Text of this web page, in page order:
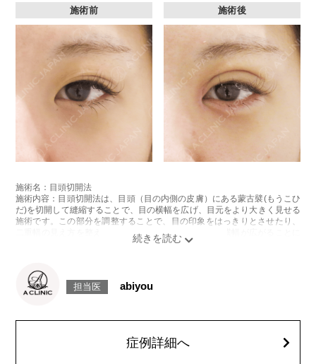
施術前 施術後
施術名：目頭切開法
施術内容：目頭切開法は、目頭（目の内側の皮膚）にある蒙古襞(もうこひ
だ)を切開して縫縮することで、目の横幅を広げ、目元をより大きく見せる
施術です。この部分を調整することで、目の印象をはっきりとさせたり、
二重幅の見え方を整えることができます。また、目の横幅が広がることに
より、離れ目を改善する効果も期待できます。
リスク、副作用：腫れ、内出血、疼痛などが術後一時的に生じることがご
ざいます。これらは多くの場合、数日〜1週間ほどで自然に軽快していきま
費用：217,800円〜327,800円(税込)
オプション：笑気麻酔 3,300円(税込)
担当医 abiyou
症例詳細へ